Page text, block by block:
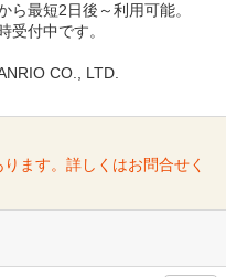
ら最短2日後～利用可能。
受付中です。
CO., LTD.
ます。詳しくはお問合せく